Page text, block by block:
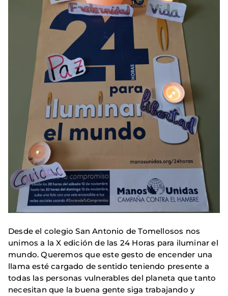
Desde el colegio San Antonio de Tomellosos nos
unimos a la X edición de las 24 Horas para iluminar el
mundo. Queremos que este gesto de encender una
llama esté cargado de sentido teniendo presente a
todas las personas vulnerables del planeta que tanto
necesitan que la buena gente siga trabajando y